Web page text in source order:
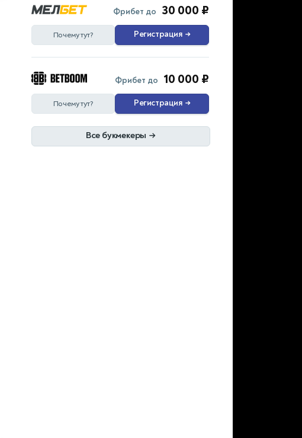
Фрибет до 30 000 ₽
Почему тут? Регистрация →
Фрибет до 10 000 ₽
Почему тут? Регистрация →
Все букмекеры →